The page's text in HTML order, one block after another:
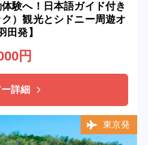
験へ！日本語ガイド付き
）観光とシドニー周遊オ
田発】
円
詳細
東京発